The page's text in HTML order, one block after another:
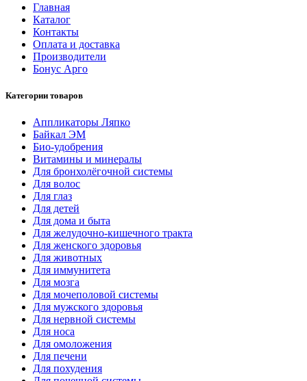
Главная
Каталог
Контакты
Оплата и доставка
Производители
Бонус Арго
Категории товаров
Аппликаторы Ляпко
Байкал ЭМ
Био-удобрения
Витамины и минералы
Для бронхолёгочной системы
Для волос
Для глаз
Для детей
Для дома и быта
Для желудочно-кишечного тракта
Для женского здоровья
Для животных
Для иммунитета
Для мозга
Для мочеполовой системы
Для мужского здоровья
Для нервной системы
Для носа
Для омоложения
Для печени
Для похудения